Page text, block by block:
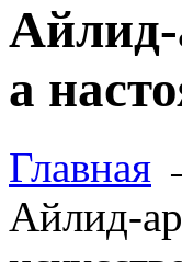
Айлид-
а
Главная
Айлид-